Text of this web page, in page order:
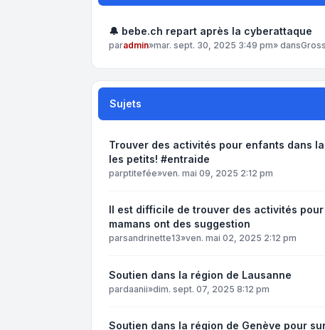
🔔 bebe.ch repart après la cyberattaque
paradmin»mar. sept. 30, 2025 3:49 pm» dans
Sujets
Trouver des activités pour enfants dans
les petits! #entraide
parptitefée»ven. mai 09, 2025 2:12 pm
Il est difficile de trouver des activités
mamans ont des suggestion
parsandrinette13»ven. mai 02, 2025 2:12 pm
Soutien dans la région de Lausanne
pardaanii»dim. sept. 07, 2025 8:12 pm
Soutien dans la région de Genève pour